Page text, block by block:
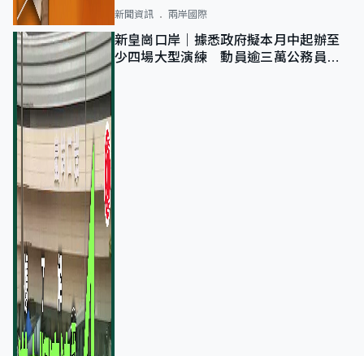
新聞資訊 兩岸國際
新皇崗口岸｜據悉政府擬本月中起辦至
少四場大型演練 動員逾三萬公務員人